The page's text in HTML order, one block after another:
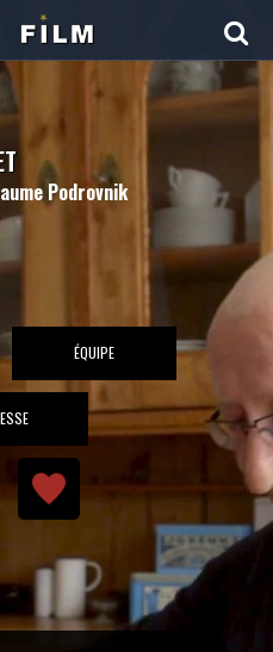
Podrovnik
ÉQUIPE